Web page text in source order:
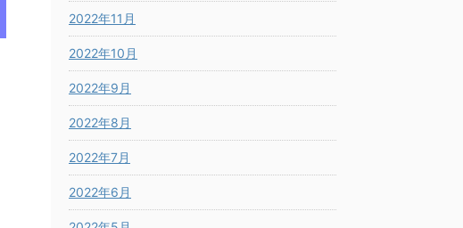
2022年11月
2022年10月
2022年9月
2022年8月
2022年7月
2022年6月